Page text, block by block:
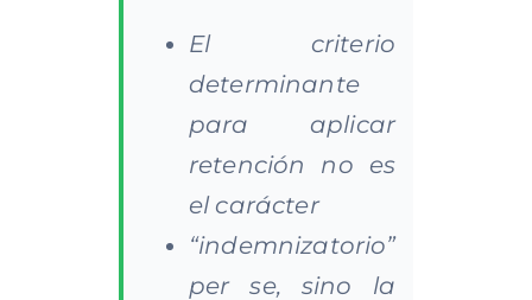
El criterio
determinante
para aplicar
retención no es
el carácter
“indemnizatorio”
per se, sino la